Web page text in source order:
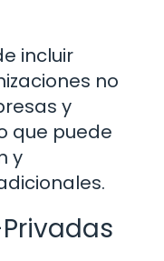
incluir
no
y
que puede
y